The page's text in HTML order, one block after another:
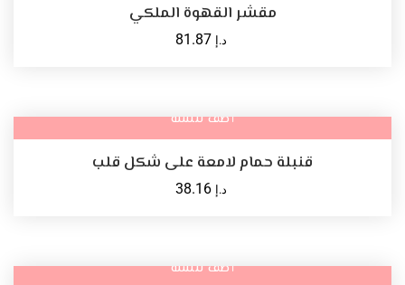
مقشر القهوة الملكي
د.إ
أضف للسلة
قنبلة حمام لامعة على شكل قلب
د.إ
أضف للسلة